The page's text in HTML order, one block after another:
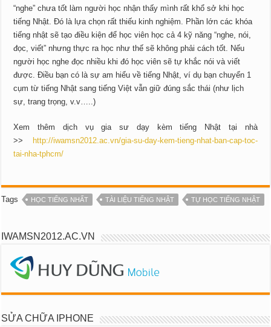
“nghe” chưa tốt làm người học nhận thấy mình rất khổ sở khi học
tiếng Nhật. Đó là lựa chọn rất thiếu kinh nghiệm. Phần lớn các khóa
tiếng nhật sẽ tạo điều kiện để học viên học cả 4 kỹ năng “nghe, nói,
đọc, viết” nhưng thực ra học như thế sẽ không phải cách tốt. Nếu
người học nghe đọc nhiều khi đó học viên sẽ tự khắc nói và viết
được. Điều bạn có là sự am hiểu về tiếng Nhật, ví dụ bạn chuyển 1
cụm từ tiếng Nhật sang tiếng Việt vẫn giữ đúng sắc thái (như lịch
sự, trang trọng, v.v…..)
Xem thêm dịch vụ gia sư dạy kèm tiếng Nhật tại nhà
>> http://iwamsn2012.ac.vn/gia-su-day-kem-tieng-nhat-ban-cap-toc-
tai-nha-tphcm/
Tags HỌC TIẾNG NHẤT TÀI LIỆU TIẾNG NHẬT TỰ HỌC TIẾNG NHẬT
IWAMSN2012.AC.VN
SỬA CHỮA IPHONE